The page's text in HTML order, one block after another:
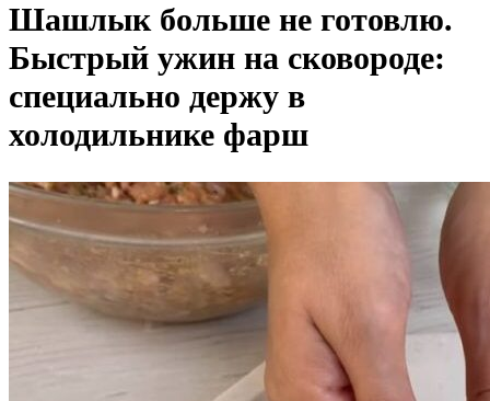
Шашлык больше не готовлю.
Быстрый ужин на сковороде:
специально держу в
холодильнике фарш